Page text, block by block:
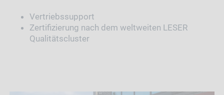
Vertriebssupport
Zertifizierung nach dem weltweiten LESER
Qualitätscluster